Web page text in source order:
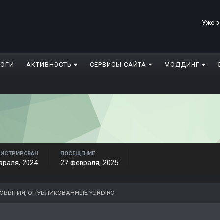
Уже
АКТИВНОСТЬ СЕРВИСЫ САЙТА МОДДИНГ
2024
ПОСЕЩЕНИЕ
27 февраля, 2025
ОПУБЛИКОВАННЫЕ YURDIRO